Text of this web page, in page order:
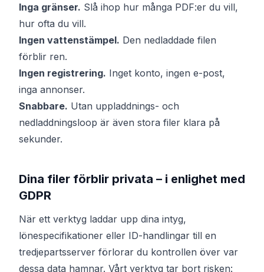
Inga gränser. Slå ihop hur många PDF:er du vill,
hur ofta du vill.
Ingen vattenstämpel. Den nedladdade filen
förblir ren.
Ingen registrering. Inget konto, ingen e-post,
inga annonser.
Snabbare. Utan uppladdnings- och
nedladdningsloop är även stora filer klara på
sekunder.
Dina filer förblir privata – i enlighet med
GDPR
När ett verktyg laddar upp dina intyg,
lönespecifikationer eller ID-handlingar till en
tredjepartsserver förlorar du kontrollen över var
dessa data hamnar. Vårt verktyg tar bort risken: